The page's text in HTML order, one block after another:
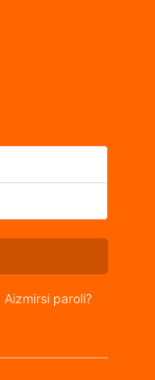
Aizmirsi paroli?